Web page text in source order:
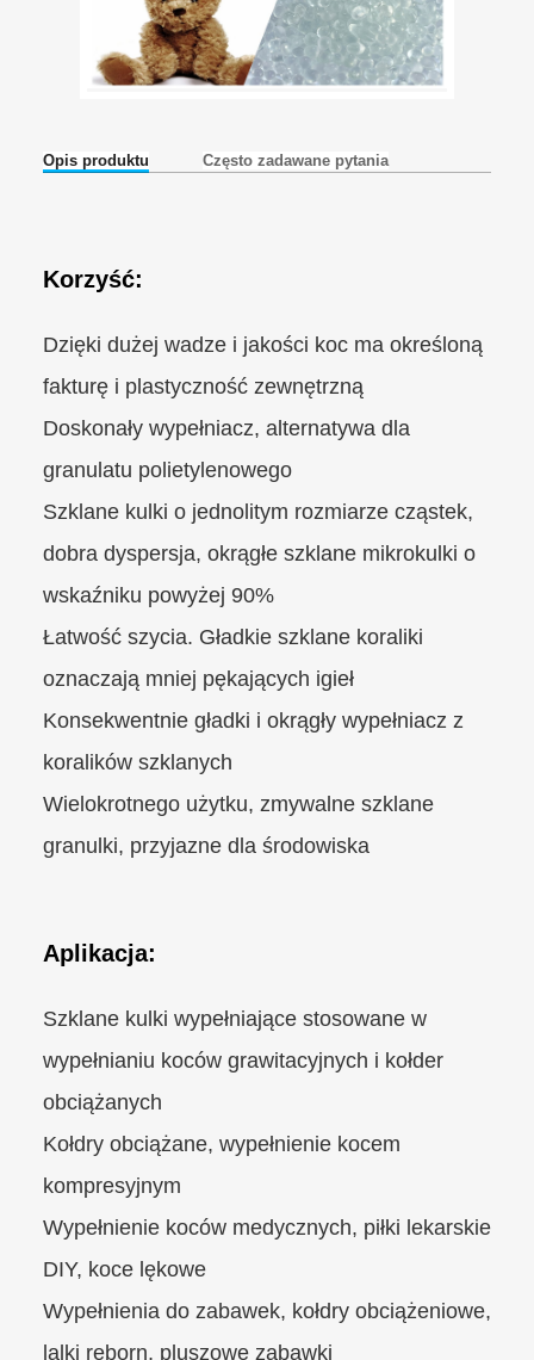
Opis produktu Często zadawane pytania
Korzyść:
Dzięki dużej wadze i jakości koc ma określoną
fakturę i plastyczność zewnętrzną
Doskonały wypełniacz, alternatywa dla
granulatu polietylenowego
Szklane kulki o jednolitym rozmiarze cząstek,
dobra dyspersja, okrągłe szklane mikrokulki o
wskaźniku powyżej 90%
Łatwość szycia. Gładkie szklane koraliki
oznaczają mniej pękających igieł
Konsekwentnie gładki i okrągły wypełniacz z
koralików szklanych
Wielokrotnego użytku, zmywalne szklane
granulki, przyjazne dla środowiska
Aplikacja:
Szklane kulki wypełniające stosowane w
wypełnianiu koców grawitacyjnych i kołder
obciążanych
Kołdry obciążane, wypełnienie kocem
kompresyjnym
Wypełnienie koców medycznych, piłki lekarskie
DIY, koce lękowe
Wypełnienia do zabawek, kołdry obciążeniowe,
lalki reborn, pluszowe zabawki